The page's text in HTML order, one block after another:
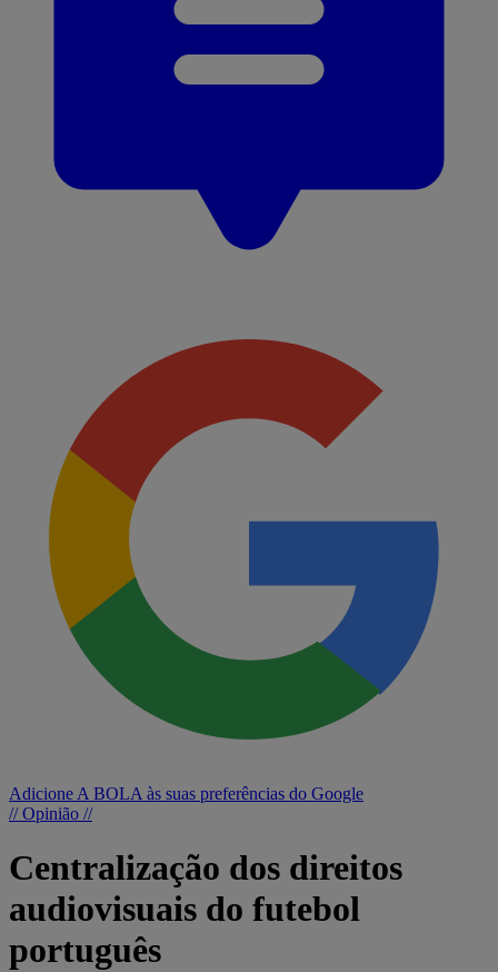
Adicione A BOLA às suas preferências do Google
// Opinião //
Centralização dos direitos
audiovisuais do futebol
português